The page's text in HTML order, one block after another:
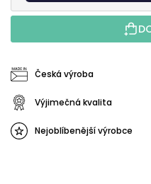
Česká výroba
Výjimečná kvalita
Nejoblíbenější výrobce